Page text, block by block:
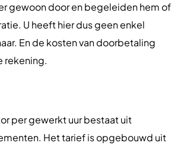
gewoon door en begeleiden hem of
U heeft hier dus geen enkel
En de kosten van doorbetaling
rekening.
per gewerkt uur bestaat uit
Het tarief is opgebouwd uit